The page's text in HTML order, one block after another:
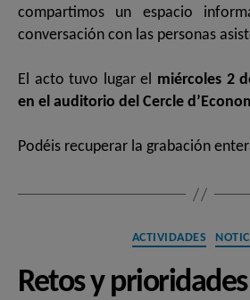
compartimos un espacio
conversación con las personas
El acto tuvo lugar el miércoles 2
en el auditorio del Cercle
Podéis recuperar la grabación
ACTIVIDADES
Retos y